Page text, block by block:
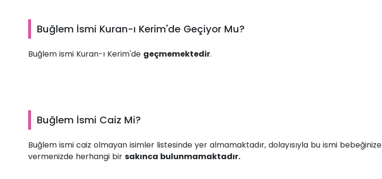
Buğlem İsmi Kuran-ı Kerim'de Geçiyor Mu?
Buğlem ismi Kuran-ı Kerim'de geçmemektedir.
Buğlem İsmi Caiz Mi?
Buğlem ismi caiz olmayan isimler listesinde yer almamaktadır, dolayısıyla bu ismi bebeğinize
vermenizde herhangi bir sakınca bulunmamaktadır.